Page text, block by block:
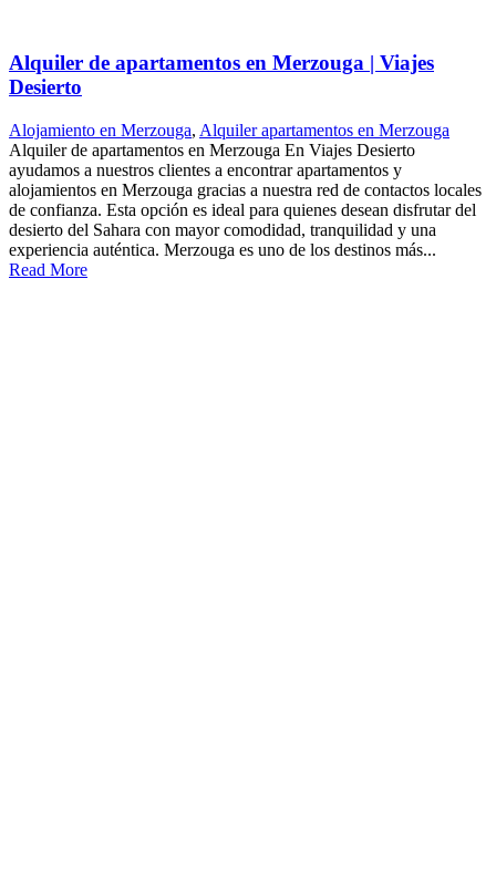
Alquiler de apartamentos en Merzouga | Viajes
Desierto
Alojamiento en Merzouga, Alquiler apartamentos en Merzouga
Alquiler de apartamentos en Merzouga En Viajes Desierto
ayudamos a nuestros clientes a encontrar apartamentos y
alojamientos en Merzouga gracias a nuestra red de contactos locales
de confianza. Esta opción es ideal para quienes desean disfrutar del
desierto del Sahara con mayor comodidad, tranquilidad y una
experiencia auténtica. Merzouga es uno de los destinos más...
Read More